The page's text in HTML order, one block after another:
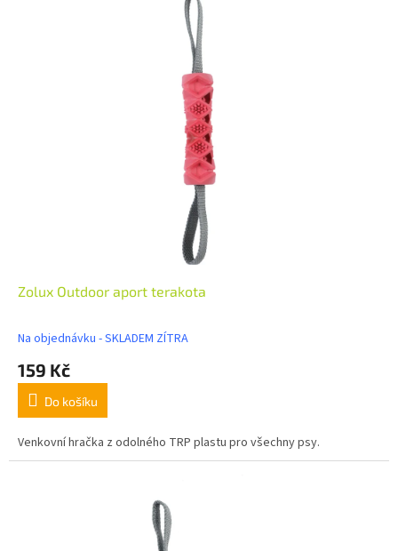
Zolux Outdoor aport terakota
Na objednávku - SKLADEM ZÍTRA
159 Kč
Do košíku
Venkovní hračka z odolného TRP plastu pro všechny psy.